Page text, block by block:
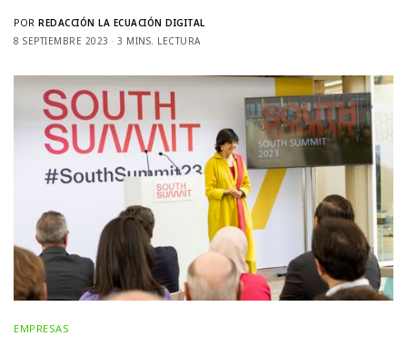
POR REDACCIÓN LA ECUACIÓN DIGITAL
8 SEPTIEMBRE 2023
3 MINS. LECTURA
EMPRESAS